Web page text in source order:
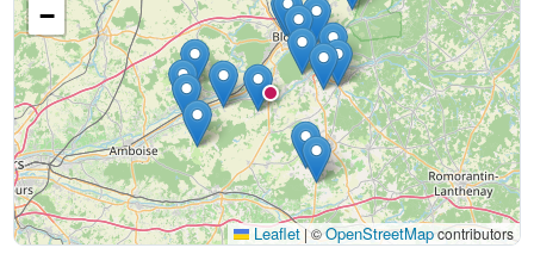
−
Leaflet|©OpenStreetMapcontributors